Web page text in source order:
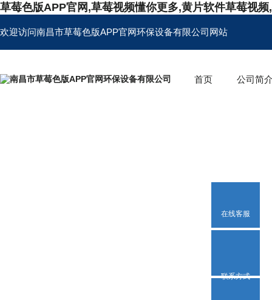
草莓色版APP官网,草莓视频懂你更多,黄片软件草莓视
欢迎访问南昌市草莓色版APP官网环保设备有限公司网站
首页 公司简
在线客服
联系方式